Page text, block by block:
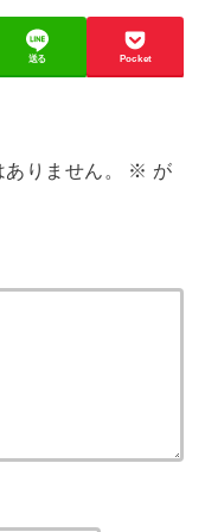
送る Pocket
りません。 ※ が